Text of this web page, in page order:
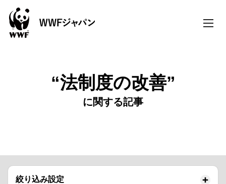
toggle
“法制度の改善”
に関する記事
絞り込み設定